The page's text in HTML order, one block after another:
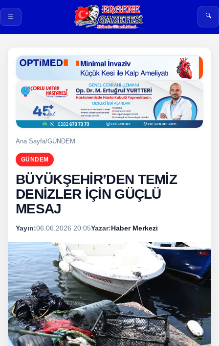
☰ 🔍
Ana Sayfa/GÜNDEM
GÜNDEM
BÜYÜKŞEHİR’DEN TEMİZ
DENİZLER İÇİN GÜÇLÜ
MESAJ
Yayın:06.06.2026 20:05Yazar:Haber Merkezi